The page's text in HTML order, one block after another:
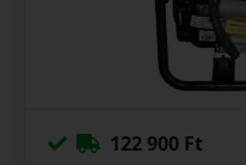
122 900 Ft